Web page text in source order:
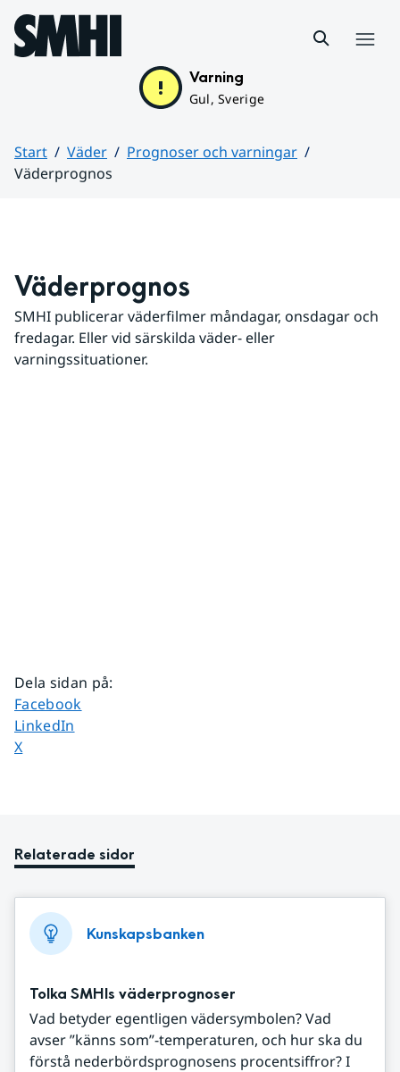
Hoppa till sidans innehåll
Varning
Gul, Sverige
Start Väder
Prognoser och varningar
Väderprognos
Väderprognos
SMHI publicerar väderfilmer måndagar, onsdagar och
fredagar. Eller vid särskilda väder- eller
varningssituationer.
Dela sidan på:
Dela sidan på
Facebook
Dela sidan på
LinkedIn
Dela sidan på
X
Relaterade sidor
Kunskapsbanken
Tolka SMHIs väderprognoser
Vad betyder egentligen vädersymbolen? Vad
avser ”känns som”-temperaturen, och hur ska du
förstå nederbördsprognosens procentsiffror? I